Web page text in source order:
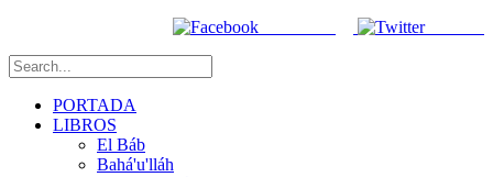
PORTADA
LIBROS
El Báb
Bahá'u'lláh